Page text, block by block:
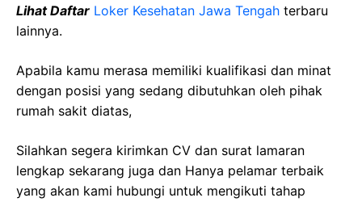
Lihat Daftar Loker Kesehatan Jawa Tengah terbaru
lainnya.
Apabila kamu merasa memiliki kualifikasi dan minat
dengan posisi yang sedang dibutuhkan oleh pihak
rumah sakit diatas,
Silahkan segera kirimkan CV dan surat lamaran
lengkap sekarang juga dan Hanya pelamar terbaik
yang akan kami hubungi untuk mengikuti tahap